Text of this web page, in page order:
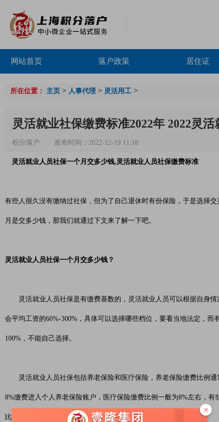
网站首页 落户政策 居住证
所在位置： 主页 > 人事代理 > 灵活用工 >
灵活就业社保缴费标准2022年 2022灵
积分落户 发布时间：2022-12-19 11:18
灵活就业人员社保一个月交多少钱,灵活就业人员社保缴费标准
有些人很久没有缴纳过社保，但为了自己退休时有份保险，于是选择
月是交多少钱，那我们就通过下文来了解一下吧。
灵活就业人员社保一个月交多少钱？
灵活就业人员社保是有缴费基数的，灵活就业人员可以根据自身情
会平均工资的60%-300%，具体可以选择哪些档位，要看当地法定，
100%，不能自己选择。
灵活就业人员社保包括养老保险和医疗保险，养老保险缴费比例通
8%缴费进入个人养老保险账户，医疗保险缴费比例一般为8%左右，
比例，那么不会建立个人医保账户。
×